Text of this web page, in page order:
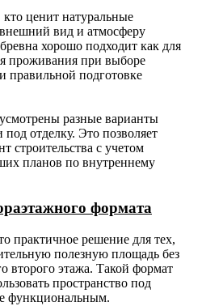
ценит натуральные
вид и атмосферу
хорошо подходит как для
проживания при выборе
правильной подготовке
разные варианты
отделку. Это позволяет
строительства с учетом
планов по внутреннему
формата
практичное решение для тех,
полезную площадь без
второго этажа. Такой формат
пространство под
функциональным.